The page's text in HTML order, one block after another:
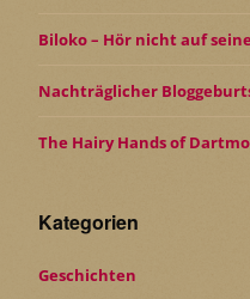
Biloko – Hör nicht auf
Nachträglicher
The Hairy Hands of
Kategorien
Geschichten